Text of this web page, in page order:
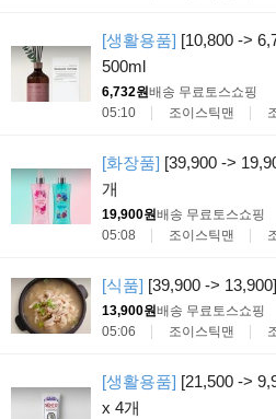
[생활용품] [10,800 ->
500ml
6,732원배송 무료토스쇼핑
05:10
조이스틱맨
[화장품] [39,900 ->
개
19,900원배송 무료토스쇼핑
05:08
조이스틱맨
[식품] [39,900 ->
13,900원배송 무료토스쇼핑
05:06
조이스틱맨
[생활용품] [21,500 ->
x 4개